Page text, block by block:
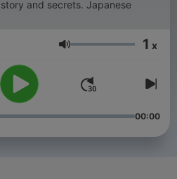
secrets. Japanese
音量 1 x
00:00